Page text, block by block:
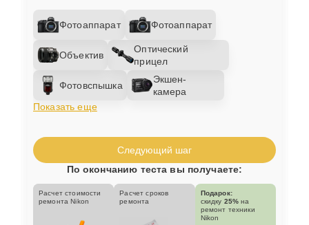
Фотоаппарат Фотоаппарат
Объектив
Оптический
прицел
Фотовспышка
Экшен-
камера
Показать еще
Следующий шаг
По окончанию теста вы получаете:
Расчет стоимости
ремонта Nikon
Расчет сроков
ремонта
Подарок:
скидку 25% на
ремонт техники
Nikon